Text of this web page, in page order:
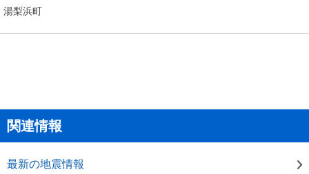
湯梨浜町
関連情報
最新の地震情報